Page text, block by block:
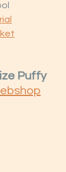
Puffy